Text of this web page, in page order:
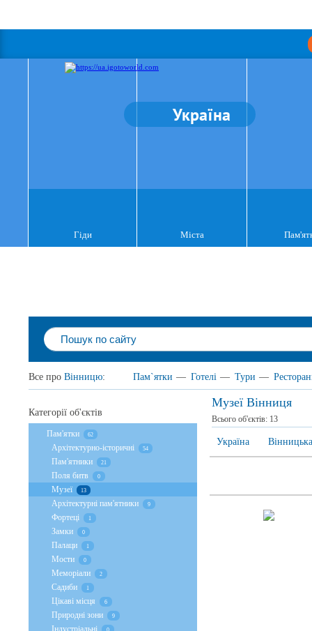
Україна
Гіди Міста
Все про Вінницю: Пам`ятки — Готелі — Тури —
Музеї Вінниця
Всього об'єктів: 13
Україна
Категорії об'єктів
Пам'ятки 62
Архітектурно-історичні 54
Пам'ятники 21
Поля битв 0
Музеї 13
Архітектурні пам'ятники 9
Фортеці 1
Замки 0
Палаци 1
Мости 0
Меморіали 2
Садиби 1
Цікаві місця 6
Природні зони 9
Індустріальні